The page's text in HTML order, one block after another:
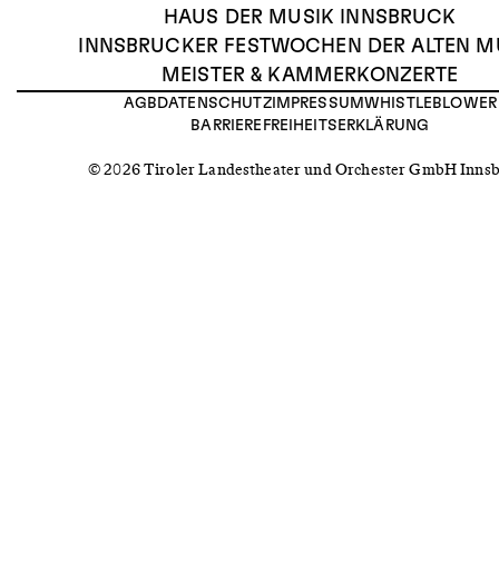
HAUS DER MUSIK INNSBRUCK
INNSBRUCKER FESTWOCHEN DER ALTEN
MEISTER & KAMMERKONZERTE
AGB DATENSCHUTZIMPRESSUMWHISTLEBLOWER
BARRIEREFREIHEITSERKLÄRUNG
© 2026 Tiroler Landestheater und Orchester GmbH